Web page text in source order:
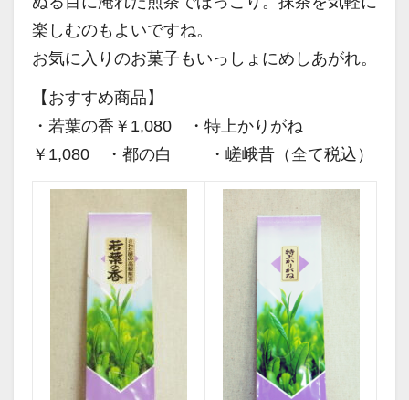
楽しむのもよいですね。
お気に入りのお菓子もいっしょにめしあがれ。
【おすすめ商品】
・若葉の香￥1,080 ・特上かりがね
￥1,080 ・都の白 ・嵯峨昔（全て税込）